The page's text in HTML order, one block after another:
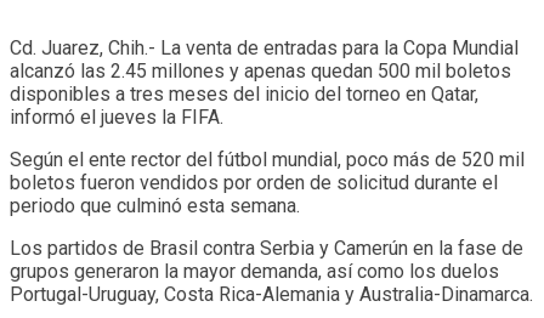
Cd. Juarez, Chih.- La venta de entradas para la Copa Mundial
alcanzó las 2.45 millones y apenas quedan 500 mil boletos
disponibles a tres meses del inicio del torneo en Qatar,
informó el jueves la FIFA.
Según el ente rector del fútbol mundial, poco más de 520 mil
boletos fueron vendidos por orden de solicitud durante el
periodo que culminó esta semana.
Los partidos de Brasil contra Serbia y Camerún en la fase de
grupos generaron la mayor demanda, así como los duelos
Portugal-Uruguay, Costa Rica-Alemania y Australia-Dinamarca.